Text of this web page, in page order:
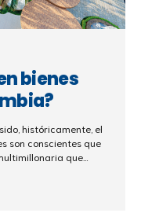
bienes
históricamente, el
son conscientes que
que
pandemia, los